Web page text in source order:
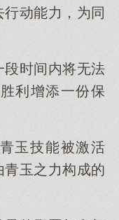
动能力，为同
段时间内将无法
利增添一份保
玉技能被激活
玉之力构成的